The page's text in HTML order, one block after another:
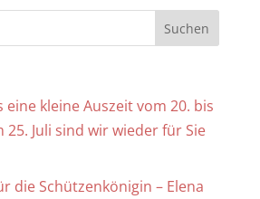
kleine Auszeit vom 20. bis
25. Juli sind wir wieder für Sie
die Schützenkönigin – Elena